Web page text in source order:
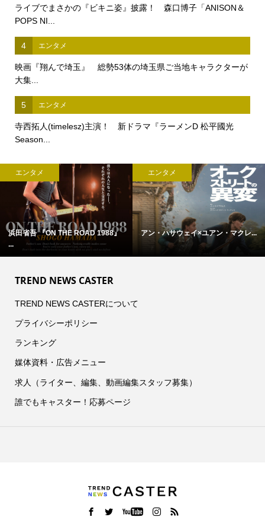
ライブでまさかの『ビキニ姿』披露！ 森口博子「ANISON＆
POPS NI...
4 エンタメ
映画『翔んで埼玉』 総勢53体の埼玉県ご当地キャラクターが
大集...
5 エンタメ
寺西拓人(timelesz)主演！ 新ドラマ『ラーメンD 松平國光
Season...
エンタメ
浜田省吾 『ON THE ROAD 1988』
...
エンタメ
アン・ハサウェイ×ユアン・マクレ...
TREND NEWS CASTER
TREND NEWS CASTERについて
プライバシーポリシー
ランキング
媒体資料・広告メニュー
求人（ライター、編集、動画編集スタッフ募集）
誰でもキャスター！応募ページ